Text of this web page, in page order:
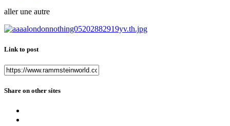
aller une autre
Link to post
Share on other sites